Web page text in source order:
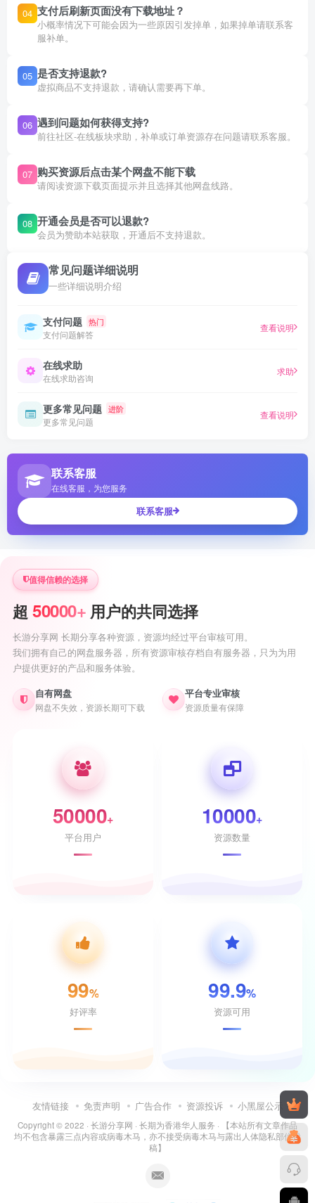
04 支付后刷新页面没有下载地址？
小概率情况下可能会因为一些原因引发掉单，如果掉单请联系客
服补单。
05 是否支持退款?
虚拟商品不支持退款，请确认需要再下单。
06 遇到问题如何获得支持?
前往社区-在线板块求助，补单或订单资源存在问题请联系客服。
07 购买资源后点击某个网盘不能下载
请阅读资源下载页面提示并且选择其他网盘线路。
08 开通会员是否可以退款?
会员为赞助本站获取，开通后不支持退款。
常见问题详细说明
一些详细说明介绍
支付问题 热门
支付问题解答
查看说明
在线求助
在线求助咨询
求助
更多常见问题 进阶
更多常见问题
查看说明
联系客服
在线客服，为您服务
联系客服
值得信赖的选择
超 50000+ 用户的共同选择
长游分享网 长期分享各种资源，资源均经过平台审核可用。
我们拥有自己的网盘服务器，所有资源审核存档自有服务器，只为为用
户提供更好的产品和服务体验。
自有网盘
网盘不失效，资源长期可下载
平台专业审核
资源质量有保障
50000+
平台用户
10000+
资源数量
99%
好评率
99.9%
资源可用
友情链接 免责声明 广告合作 资源投诉 小黑屋公示
Copyright © 2022 · 长游分享网 · 长期为香港华人服务 · 【本站所有文章作品
均不包含暴露三点内容或病毒木马，亦不接受病毒木马与露出人体隐私部位投
稿】